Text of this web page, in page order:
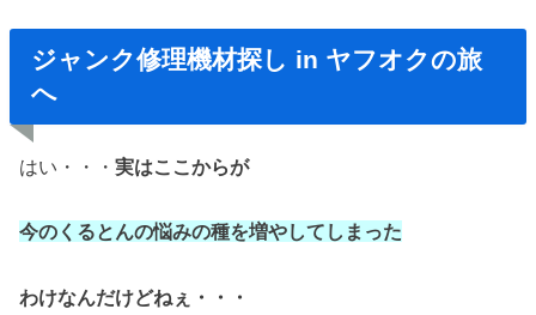
ジャンク修理機材探し in ヤフオクの旅
へ
はい・・・実はここからが
今のくるとんの悩みの種を増やしてしまった
わけなんだけどねぇ・・・